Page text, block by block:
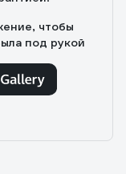
чтобы
под рукой